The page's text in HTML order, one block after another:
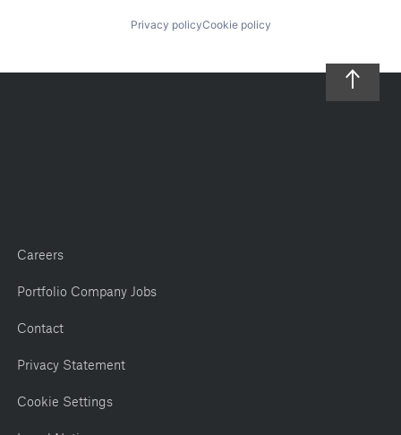
Privacy policyCookie policy
Careers
Portfolio Company Jobs
Contact
Privacy Statement
Cookie Settings